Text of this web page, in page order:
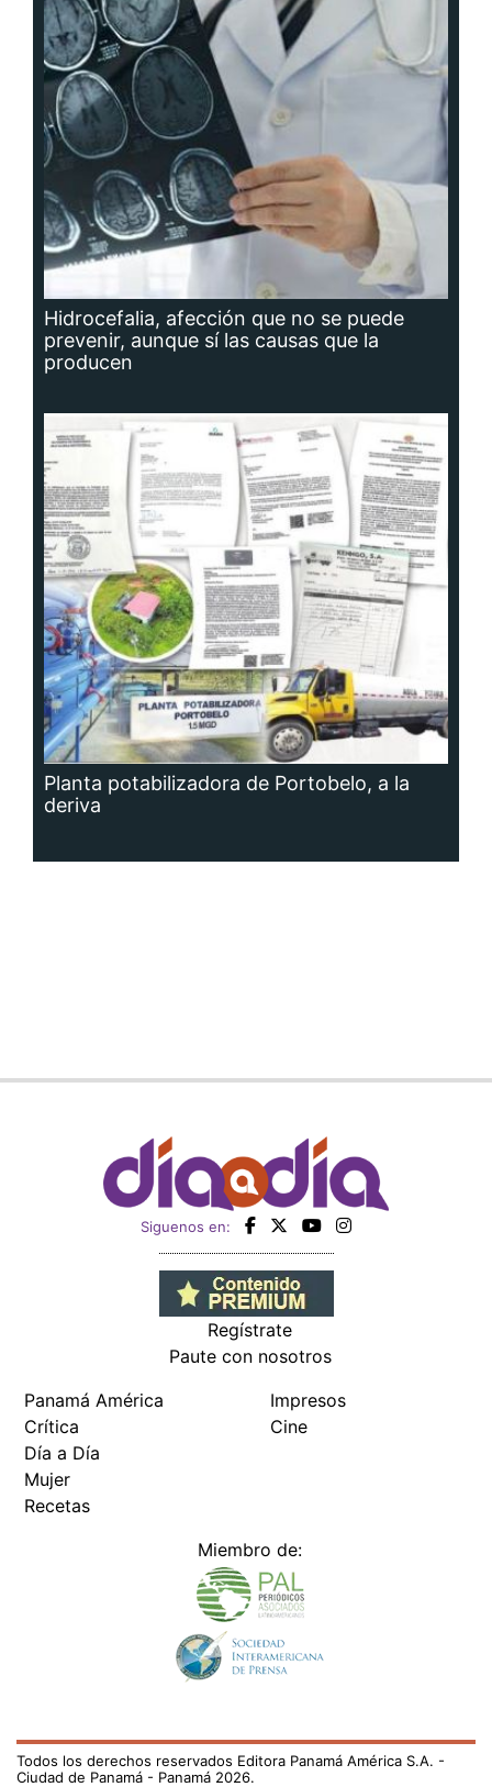
Hidrocefalia, afección que no se puede
prevenir, aunque sí las causas que la
producen
Planta potabilizadora de Portobelo, a la
deriva
Siguenos en:
Regístrate
Paute con nosotros
Panamá América
Crítica
Día a Día
Mujer
Recetas
Impresos
Cine
Miembro de:
Todos los derechos reservados Editora Panamá América S.A. -
Ciudad de Panamá - Panamá 2026.